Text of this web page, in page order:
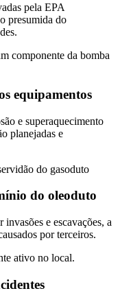
pela EPA
presumida do
equipamentos
e superaquecimento
planejadas e
do oleoduto
e escavações, a
​​por terceiros.